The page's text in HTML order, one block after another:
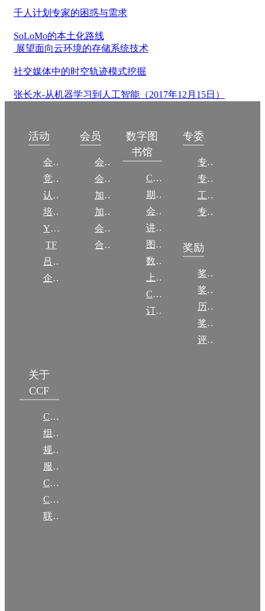
千人计划专家的困惑与需求
SoLoMo的本土化路线
展望面向云环境的存储系统技术
社交媒体中的时空轨迹模式挖掘
张长水-从机器学习到人工智能（2017年12月15日）
活动
会议
竞赛
认证
培训
YOCSEF
TF
吕梁振兴
企智会
会员
会员简介
会员权益
加入CCF
加入CCF
会员交费
合作伙伴
数字图
书馆
CCCF
期刊
会议
讲稿
图集
数图编审委员会
上传/发布作品
CCF DL Focus
订阅《计算》
专委
专委简介
专委条例
工作问答
专委名单
奖励
奖励动态
奖励目录
历年获奖名单
奖项推荐
评奖条例
关于
CCF
CCF简介
组织机构
规章
服务项目
CCF大事记
CCF创建60周年
联系我们